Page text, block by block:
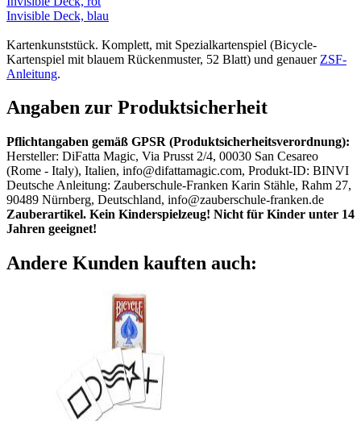
Invisible Deck, blau
Kartenkunststück. Komplett, mit Spezialkartenspiel (Bicycle-
Kartenspiel mit blauem Rückenmuster, 52 Blatt) und genauer ZSF-
Anleitung.
Angaben zur Produktsicherheit
Pflichtangaben gemäß GPSR (Produktsicherheitsverordnung):
Hersteller: DiFatta Magic, Via Prusst 2/4, 00030 San Cesareo
(Rome - Italy), Italien, info@difattamagic.com, Produkt-ID: BINVI
Deutsche Anleitung: Zauberschule-Franken Karin Stähle, Rahm 27,
90489 Nürnberg, Deutschland, info@zauberschule-franken.de
Zauberartikel. Kein Kinderspielzeug! Nicht für Kinder unter 14
Jahren geeignet!
Andere Kunden kauften auch: